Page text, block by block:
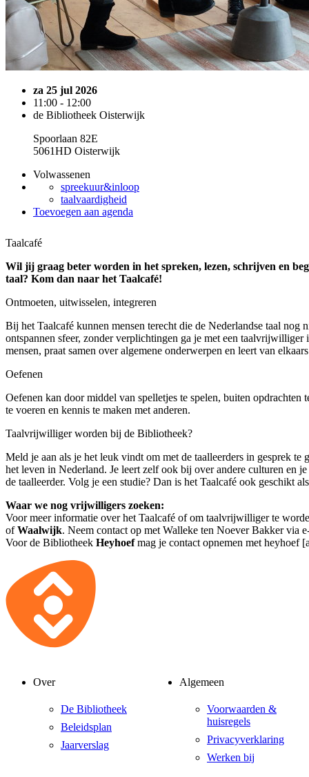
za 25 jul 2026
11:00 - 12:00
de Bibliotheek Oisterwijk
Spoorlaan 82E
5061HD Oisterwijk
Volwassenen
spreekuur&inloop
taalvaardigheid
Toevoegen aan agenda
Taalcafé
Wil jij graag beter worden in het spreken, lezen, schrijven en
taal? Kom dan naar het Taalcafé!
Ontmoeten, uitwisselen, integreren
Bij het Taalcafé kunnen mensen terecht die de Nederlandse taal nog
ontspannen sfeer, zonder verplichtingen ga je met een taalvrijwilliger
mensen, praat samen over algemene onderwerpen en leert van
Oefenen
Oefenen kan door middel van spelletjes te spelen, buiten opdrachten
te voeren en kennis te maken met anderen.
Taalvrijwilliger worden bij de Bibliotheek?
Meld je aan als je het leuk vindt om met de taalleerders in gesprek te
het leven in Nederland. Je leert zelf ook bij over andere culturen en
de taalleerder. Volg je een studie? Dan is het Taalcafé ook geschikt
Waar we nog vrijwilligers zoeken:
Voor meer informatie over het Taalcafé of om taalvrijwilliger te
ofWaalwijk. Neem contact op met Walleke ten Noever Bakker via
Voor de Bibliotheek Heyhoefmag je contact opnemen met heyhoef
Over
De Bibliotheek
Beleidsplan
Jaarverslag
Algemeen
Voorwaarden &
huisregels
Privacyverklaring
Werken bij